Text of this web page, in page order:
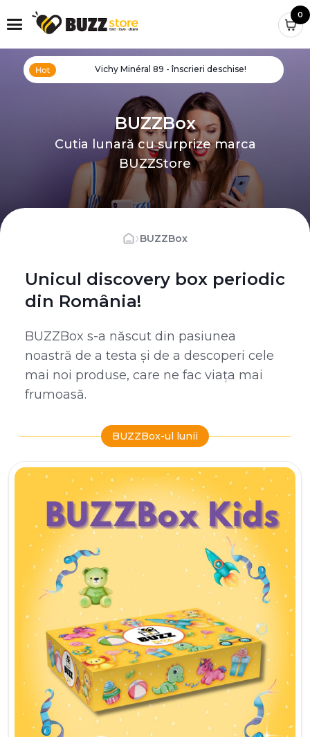
0
Vichy Minéral 89 - înscrieri deschise!
BUZZBox
Cutia lunară cu surprize marca
BUZZStore
›BUZZBox
Unicul discovery box periodic
din România!
BUZZBox s-a născut din pasiunea
noastră de a testa și de a descoperi cele
mai noi produse, care ne fac viața mai
frumoasă.
BUZZBox-ul lunii